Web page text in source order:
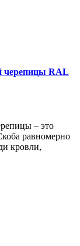
черепицы RAL
– это
равномерно
кровли,